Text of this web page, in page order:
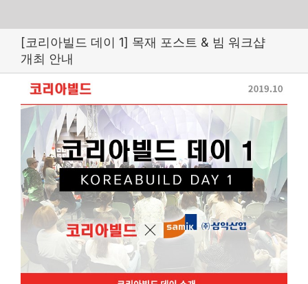
content
[코리아빌드 데이 1] 목재 포스트 & 빔 워크샵
개최 안내